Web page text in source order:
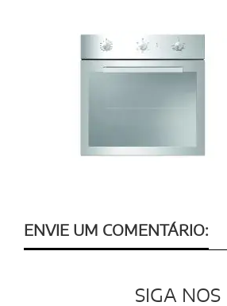
ENVIE UM COMENTÁRIO:
SIGA NOS